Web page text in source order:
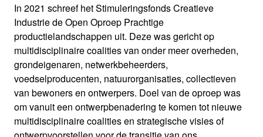
In 2021 schreef het Stimuleringsfonds Creatieve
Industrie de Open Oproep Prachtige
productielandschappen uit. Deze was gericht op
multidisciplinaire coalities van onder meer overheden,
grondeigenaren, netwerkbeheerders,
voedselproducenten, natuurorganisaties, collectieven
van bewoners en ontwerpers. Doel van de oproep was
om vanuit een ontwerpbenadering te komen tot nieuwe
multidisciplinaire coalities en strategische visies of